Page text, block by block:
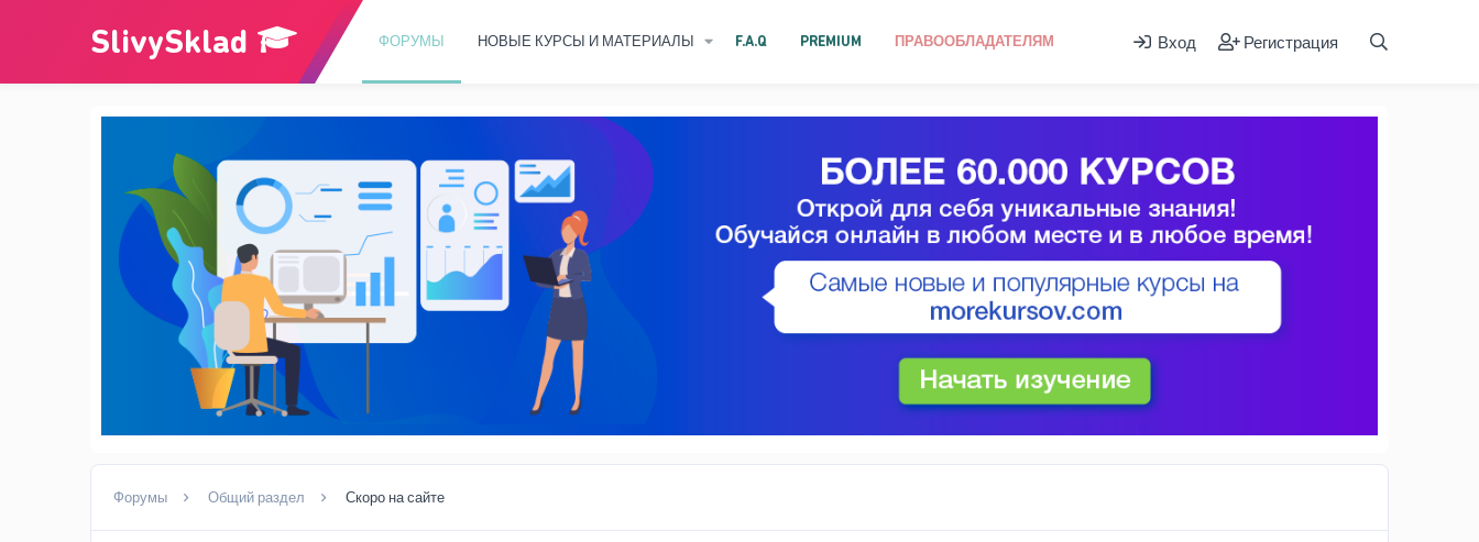
ФОРУМЫ НОВЫЕ КУРСЫ И МАТЕРИАЛЫ F.A.Q PREMIUM ПРАВООБЛАДАТЕЛЯМ Вход Регистрация
Форумы Общий раздел Скоро на сайте